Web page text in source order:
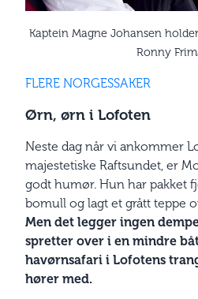
Kaptein Magne Johansen
Ronny
FLERE NORGESSAKER
Ørn, ørn i Lofoten
Neste dag når vi ankommer
majestetiske Raftsundet, er
godt humør. Hun har pakket
bomull og lagt et grått teppe
Men det legger ingen
spretter over i en mindre
havørnsafari i Lofotens
hører med.